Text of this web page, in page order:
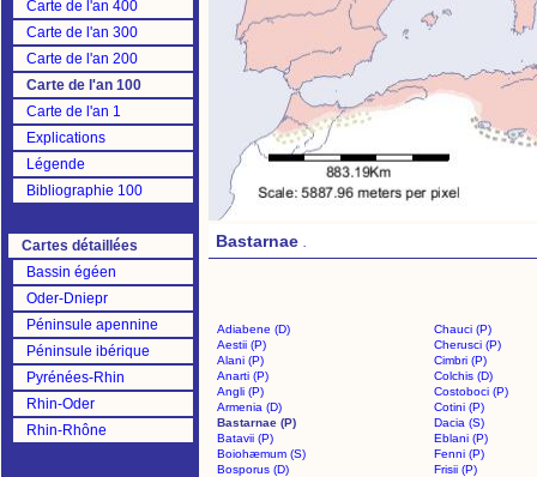
Carte de l'an 400
Carte de l'an 300
Carte de l'an 200
Carte de l'an 100
Carte de l'an 1
Explications
Légende
Bibliographie 100
Cartes détaillées
Bassin égéen
Oder-Dniepr
Péninsule apennine
Péninsule ibérique
Pyrénées-Rhin
Rhin-Oder
Rhin-Rhône
Bastarnae .
Adiabene (D)
Chauci (P)
Aestii (P)
Cherusci (P)
Alani (P)
Cimbri (P)
Anarti (P)
Colchis (D)
Angli (P)
Costoboci (P)
Armenia (D)
Cotini (P)
Bastarnae (P)
Dacia (S)
Batavii (P)
Eblani (P)
Boiohæmum (S)
Fenni (P)
Bosporus (D)
Frisii (P)